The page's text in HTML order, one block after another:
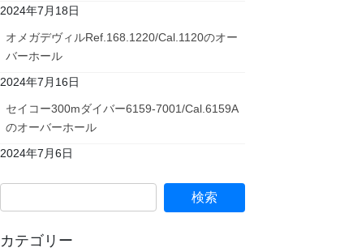
2024年7月18日
オメガデヴィルRef.168.1220/Cal.1120のオー
バーホール
2024年7月16日
セイコー300mダイバー6159-7001/Cal.6159A
のオーバーホール
2024年7月6日
カテゴリー